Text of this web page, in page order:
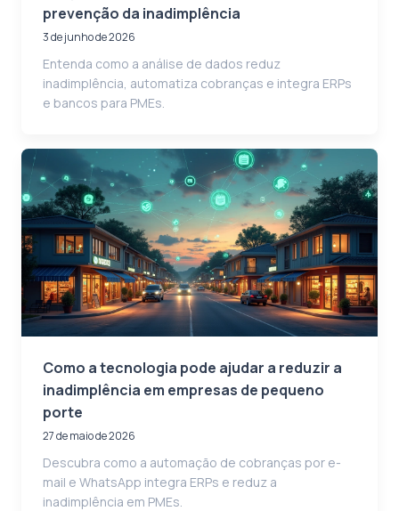
prevenção da inadimplência
3 de junho de 2026
Entenda como a análise de dados reduz
inadimplência, automatiza cobranças e integra ERPs
e bancos para PMEs.
Como a tecnologia pode ajudar a reduzir a
inadimplência em empresas de pequeno
porte
27 de maio de 2026
Descubra como a automação de cobranças por e-
mail e WhatsApp integra ERPs e reduz a
inadimplência em PMEs.